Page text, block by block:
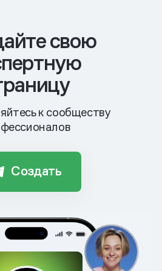
свою
к сообществу
Создать